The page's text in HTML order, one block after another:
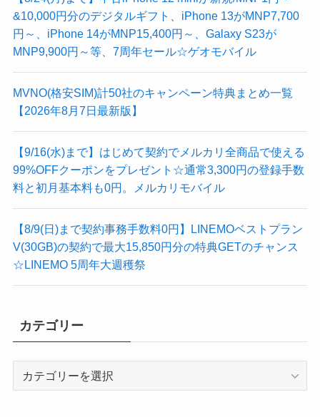
&10,000円分のデジタルギフト、iPhone 13がMNP7,700
円～、iPhone 14がMNP15,400円～、Galaxy S23が
MNP9,900円～等、7周年セール☆ゲオモバイル
MVNO(格安SIM)計50社のキャンペーン特典まとめ一覧
【2026年8月7日最新版】
【9/16(水)まで】はじめて契約でメルカリ全商品で使える
99%OFFクーポンをプレゼント☆通常3,300円の登録手数
料と初月基本料も0円。メルカリモバイル
【8/9(日)まで契約事務手数料0円】LINEMOベストプラン
V(30GB)の契約で最大15,850円分の特典GETのチャンス
☆LINEMO 5周年大週穫祭
カテゴリー